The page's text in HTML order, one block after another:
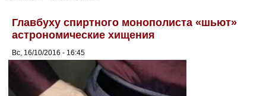
Главбуху спиртного монополиста «шьют»
астрономические хищения
Вс, 16/10/2016 - 16:45